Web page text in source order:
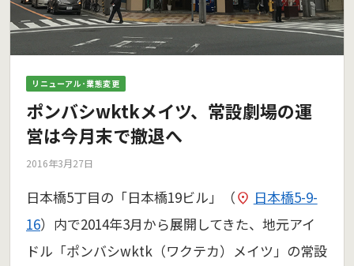
リニューアル･業態変更
ポンバシwktkメイツ、常設劇場の運
営は今月末で撤退へ
2016年3月27日
日本橋5丁目の「日本橋19ビル」（
日本橋5-9-
16）内で2014年3月から展開してきた、地元アイ
ドル「ポンバシwktk（ワクテカ）メイツ」の常設